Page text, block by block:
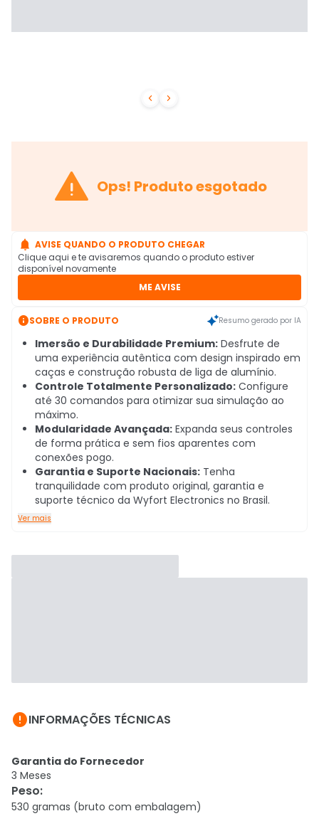
 
 Ops! Produto esgotado
 AVISE QUANDO O PRODUTO CHEGAR
Clique aqui e te avisaremos quando o produto estiver
disponível novamente
ME AVISE
SOBRE O PRODUTO Resumo gerado por IA
Imersão e Durabilidade Premium: Desfrute de
uma experiência autêntica com design inspirado em
caças e construção robusta de liga de alumínio.
Controle Totalmente Personalizado: Configure
até 30 comandos para otimizar sua simulação ao
máximo.
Modularidade Avançada: Expanda seus controles
de forma prática e sem fios aparentes com
conexões pogo.
Garantia e Suporte Nacionais: Tenha
tranquilidade com produto original, garantia e
suporte técnico da Wyfort Electronics no Brasil.
Ver mais
INFORMAÇÕES TÉCNICAS
Garantia do Fornecedor
3 Meses
Peso:
530 gramas (bruto com embalagem)